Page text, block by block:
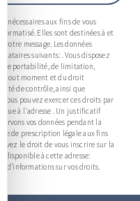
nécessaires aux fins de vous
Elles sont destinées à et
votre message. Les données
suivants: . Vous disposez
de portabilité, de limitation,
à tout moment et du droit
de contrôle, ainsi que
Vous pouvez exercer ces droits par
à l'adresse . Un justificatif
vos données pendant la
de prescription légale aux fins
avez le droit de vous inscrire sur la
disponible à cette adresse:
d’informations sur vos droits.